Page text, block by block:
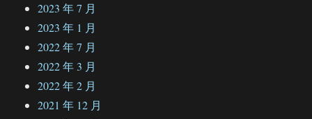
2023 年 7 月
2023 年 1 月
2022 年 7 月
2022 年 3 月
2022 年 2 月
2021 年 12 月